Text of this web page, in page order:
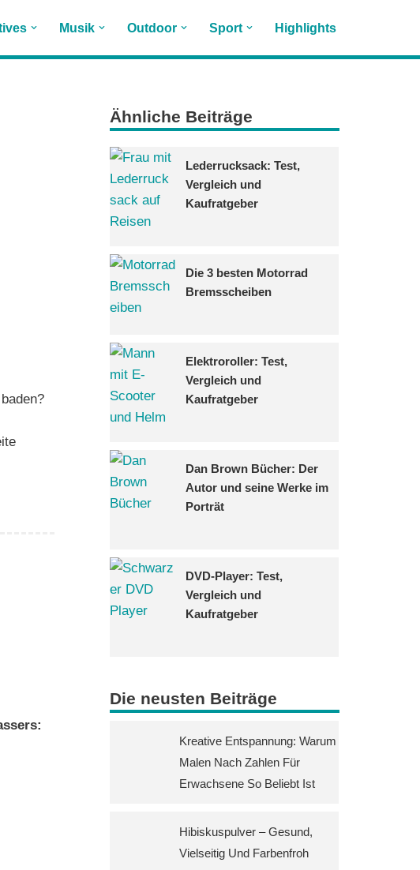
Musik Outdoor Sport Highlights
Ähnliche Beiträge
Lederrucksack: Test,
Vergleich und
Kaufratgeber
Die 3 besten Motorrad
Bremsscheiben
Elektroroller: Test,
Vergleich und
Kaufratgeber
Dan Brown Bücher: Der
Autor und seine Werke im
Porträt
DVD-Player: Test,
Vergleich und
Kaufratgeber
Die neusten Beiträge
Kreative Entspannung: Warum
Malen Nach Zahlen Für
Erwachsene So Beliebt Ist
Hibiskuspulver – Gesund,
Vielseitig Und Farbenfroh